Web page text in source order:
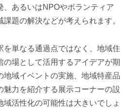
、あるいはNPOやボランティア
題の解決などが考えられます。
を単なる通過点ではなく、地域住
の場として活用するアイデアが期
地域イベントの実施、地域特産品
魅力を紹介する展示コーナーの設
活性化の可能性は大きいでしょ